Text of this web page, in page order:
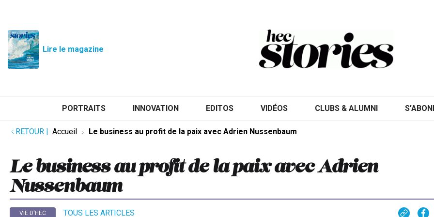
Lire le magazine
PORTRAITS INNOVATION EDITOS VIDÉOS CLUBS & ALUMNI
RETOUR | Accueil Le business au profit de la paix avec Adrien Nussenbaum
Le business au profit de la paix avec Adrien
Nussenbaum
VIE D'HEC TOUS LES ARTICLES